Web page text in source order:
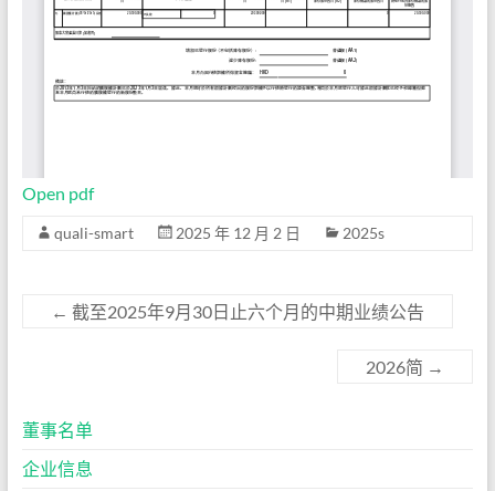
Open pdf
quali-smart 2025 年 12 月 2 日 2025s
← 截至2025年9月30日止六个月的中期业绩公告
2026简 →
董事名单
企业信息